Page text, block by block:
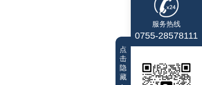
服务热线
0755-28578111
点
击
隐
藏